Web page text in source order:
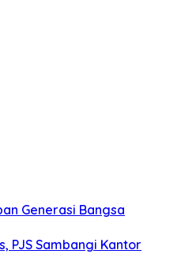
Generasi Bangsa
PJS Sambangi Kantor